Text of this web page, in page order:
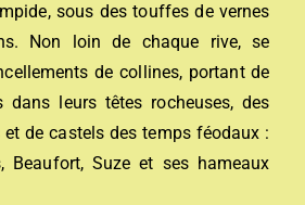
sous des touffes de vernes
Non loin de chaque rive, se
de collines, portant de
dans leurs têtes rocheuses, des
de castels des temps féodaux :
, Beaufort, Suze et ses hameaux